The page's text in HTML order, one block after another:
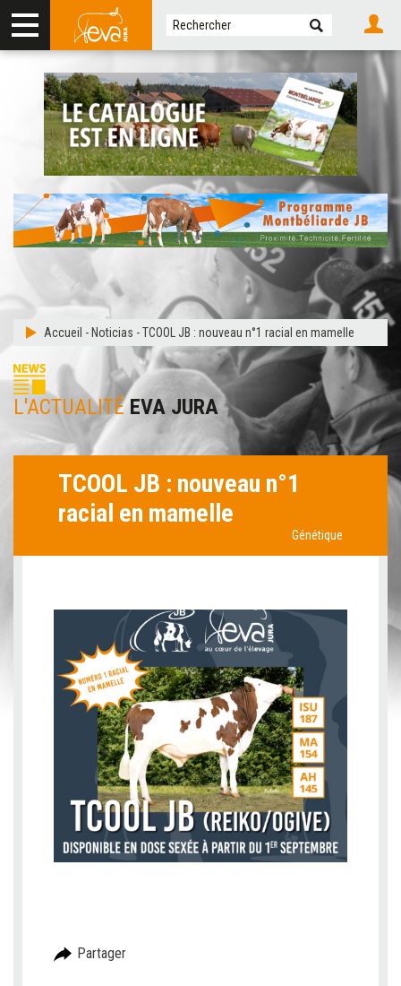
Accueil - Noticias -TCOOL JB : nouveau n°1 racial en mamelle
L'ACTUALITÉEVA JURA
TCOOL JB : nouveau n°1
racial en mamelle
Génétique
Partager